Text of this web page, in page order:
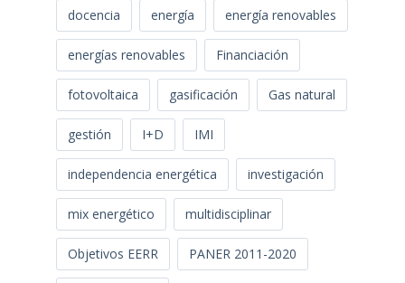
docencia energía energía renovables
energías renovables Financiación
fotovoltaica gasificación Gas natural
gestión I+D IMI
independencia energética investigación
mix energético multidisciplinar
Objetivos EERR PANER 2011-2020